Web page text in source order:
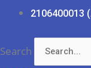
2106400013
Search